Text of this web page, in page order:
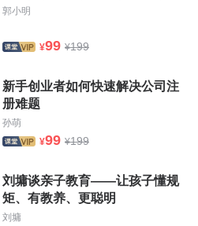
郭小明
¥99 ¥199
新手创业者如何快速解决公司注
册难题
孙萌
¥99 ¥199
刘墉谈亲子教育——让孩子懂规
矩、有教养、更聪明
刘墉